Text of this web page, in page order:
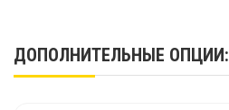
ДОПОЛНИТЕЛЬНЫЕ ОПЦИИ: